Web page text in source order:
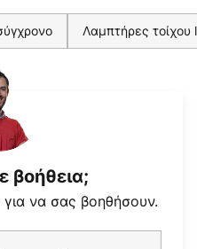
Λαμπτήρες τοίχου
βοήθεια;
για να σας βοηθήσουν.